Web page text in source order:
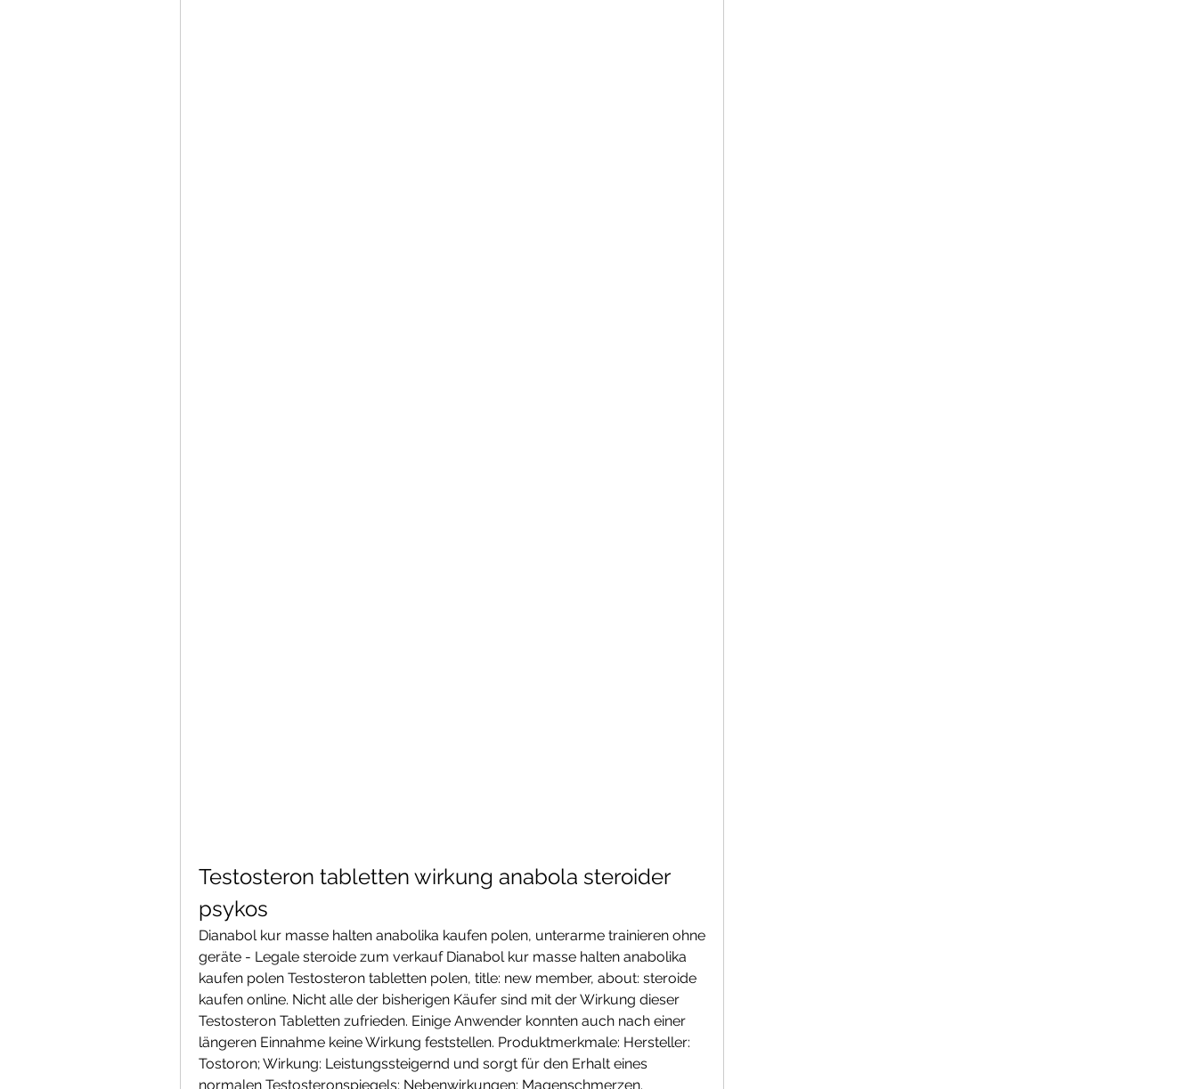
Testosteron tabletten wirkung anabola steroider
psykos
Dianabol kur masse halten anabolika kaufen polen, unterarme trainieren ohne
geräte - Legale steroide zum verkauf Dianabol kur masse halten anabolika
kaufen polen Testosteron tabletten polen, title: new member, about: steroide
kaufen online. Nicht alle der bisherigen Käufer sind mit der Wirkung dieser
Testosteron Tabletten zufrieden. Einige Anwender konnten auch nach einer
längeren Einnahme keine Wirkung feststellen. Produktmerkmale: Hersteller:
Tostoron; Wirkung: Leistungssteigernd und sorgt für den Erhalt eines
normalen Testosteronspiegels; Nebenwirkungen: Magenschmerzen.